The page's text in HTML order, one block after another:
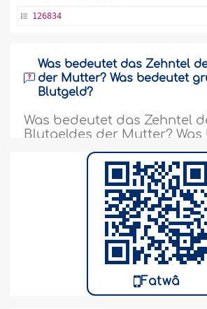
126834
Was bedeutet das Zehntel
der Mutter? Was bedeutet
Blutgeld?
Was bedeutet das Zehntel
Blutgeldes der Mutter?
schwangere Mutter
abgetrieben hat, oder
Was ist der Wert des
Mutter in Dirham der
Arabischen Emirate? Muss
des Blutgelds einer Mutter
werden, obwohl der Embryo
Fatwâ